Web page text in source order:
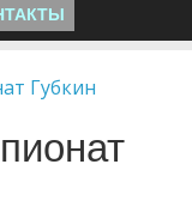
Губкин